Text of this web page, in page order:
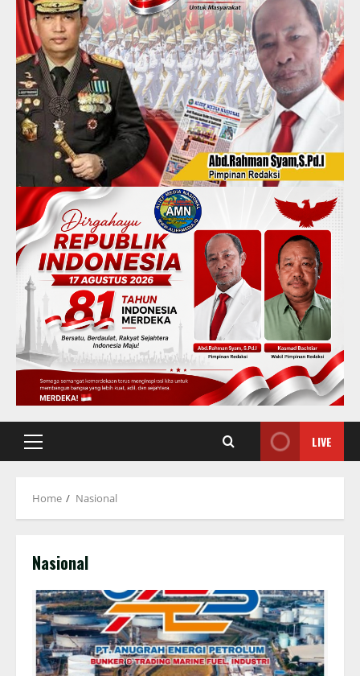
Primary
LIVE
Home Nasional
Nasional